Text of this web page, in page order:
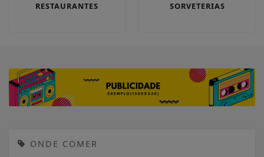
RESTAURANTES SORVETERIAS
ONDE COMER